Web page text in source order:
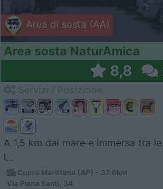
Area di sosta (AA)
Area sosta NaturAmica
8,8
A 1,5 km dal mare e immersa tra
l...
Cupra Marittima (AP) - 37.6km
Via Piana Santi, 34